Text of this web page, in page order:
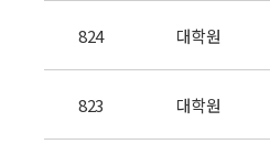
824 대학원
823 대학원